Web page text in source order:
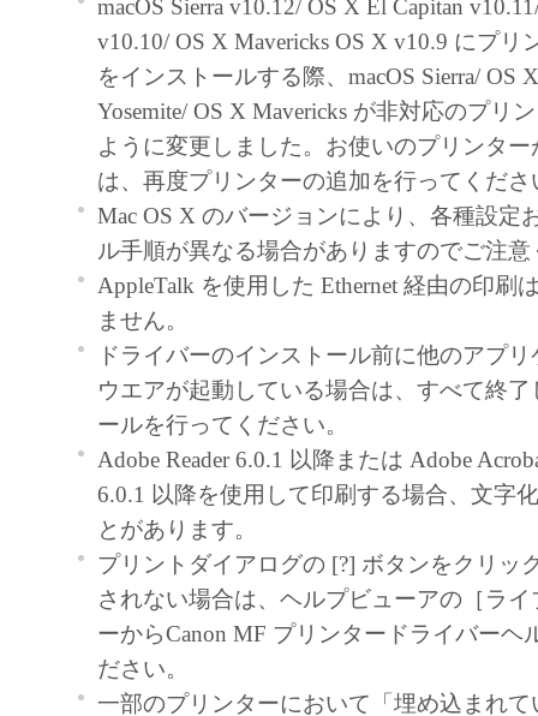
１．許諾
(1) キヤノンは、お客様が「キヤノン製品
のために、「キヤノン製品」に直接または
通じ接続される複数のコンピューター（以
と言います。）において、「本ソフトウェ
契約書においては、「本ソフトウェア」を
の記憶媒体上にインストールすること、ま
ターにおいて表示すること、アクセスする
実行することのいずれも含むものとします
非独占的権利をお客様に対して許諾します
た「指定機器」にネットワークを通じて接
ューター上で、かかるコンピューターの使
「本ソフトウェア」を使用させることがで
るコンピューターの使用者に本契約書上の
を遵守させるとともに、その履行に関し全
を条件とします。
(2) お客様は、上記(1)に基づいて「本ソフ
するためのバックアップとして、「本ソフ
部、複製することができます。
(3) 上記(1)および(2)に定める場合を除き、
macOS Sierra v10.12/ OS X El Capitan
v10.10/ OS X Mavericks OS X v10.9 にプリ
をインストールする際、macOS Sierra/ OS
Yosemite/ OS X Mavericks が非対応のプリ
ように変更しました。お使いのプリンタ
は、再度プリンターの追加を行ってくださ
Mac OS X のバージョンにより、各種設定
ル手順が異なる場合がありますのでご注意
AppleTalk を使用した Ethernet 経由の印刷
ません。
ドライバーのインストール前に他のアプ
ウエアが起動している場合は、すべて終
ールを行ってください。
Adobe Reader 6.0.1 以降または Adobe
6.0.1 以降を使用して印刷する場合、文字
とがあります。
プリントダイアログの [?] ボタンをクリッ
されない場合は、ヘルプビューアの［ラ
ーからCanon MF プリンタードライバーヘ
ださい。
一部のプリンターにおいて「埋め込まれて